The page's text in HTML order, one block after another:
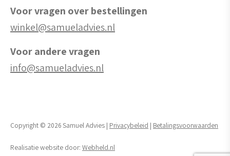
Voor vragen over bestellingen
winkel@samueladvies.nl
Voor andere vragen
info@samueladvies.nl
Copyright © 2026 Samuel Advies | Privacybeleid | Betalingsvoorwaarden
Realisatie website door: Webheld.nl